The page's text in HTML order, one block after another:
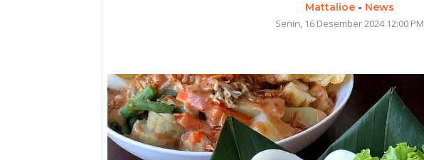
Mattalioe- News
Senin, 16 Desember 2024 12:00 PM